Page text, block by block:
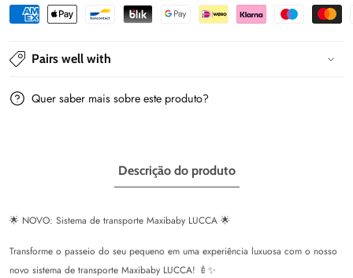
+
Auto
+
Pairs well with
Quer saber mais sobre este produto?
Descrição do produto
🌟 NOVO: Sistema de transporte Maxibaby LUCCA 🌟
Transforme o passeio do seu pequeno em uma experiência luxuosa com o nosso
novo sistema de transporte Maxibaby LUCCA! 🍼✨